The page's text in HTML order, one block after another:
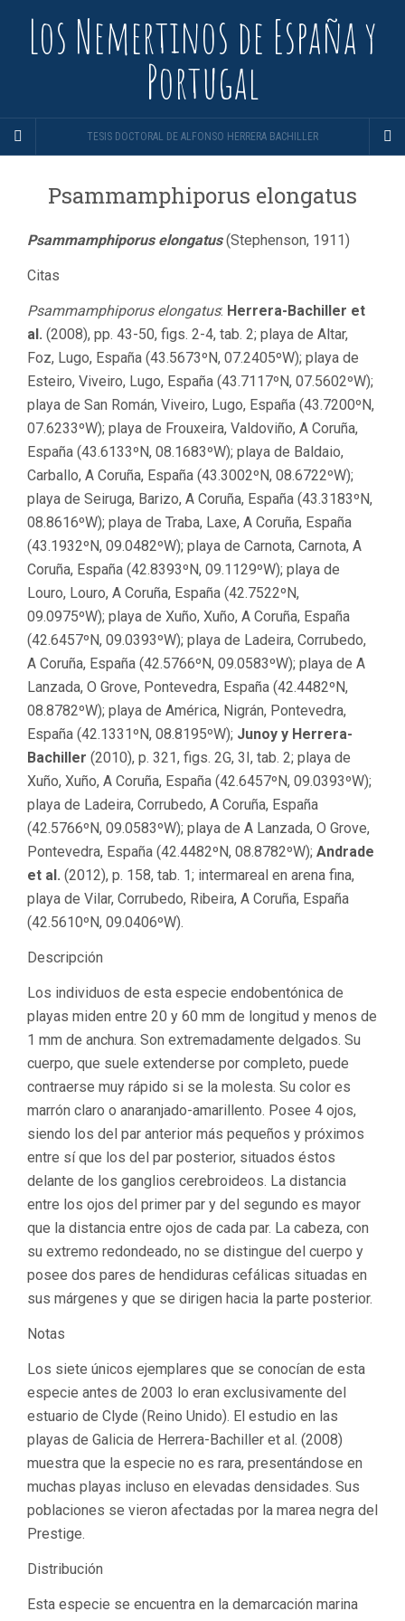
Los Nemertinos de España y
Portugal
TESIS DOCTORAL DE ALFONSO HERRERA BACHILLER
Psammamphiporus elongatus
Psammamphiporus elongatus (Stephenson, 1911)
Citas
Psammamphiporus elongatus: Herrera-Bachiller et
al. (2008), pp. 43-50, figs. 2-4, tab. 2; playa de Altar,
Foz, Lugo, España (43.5673ºN, 07.2405ºW); playa de
Esteiro, Viveiro, Lugo, España (43.7117ºN, 07.5602ºW);
playa de San Román, Viveiro, Lugo, España (43.7200ºN,
07.6233ºW); playa de Frouxeira, Valdoviño, A Coruña,
España (43.6133ºN, 08.1683ºW); playa de Baldaio,
Carballo, A Coruña, España (43.3002ºN, 08.6722ºW);
playa de Seiruga, Barizo, A Coruña, España (43.3183ºN,
08.8616ºW); playa de Traba, Laxe, A Coruña, España
(43.1932ºN, 09.0482ºW); playa de Carnota, Carnota, A
Coruña, España (42.8393ºN, 09.1129ºW); playa de
Louro, Louro, A Coruña, España (42.7522ºN,
09.0975ºW); playa de Xuño, Xuño, A Coruña, España
(42.6457ºN, 09.0393ºW); playa de Ladeira, Corrubedo,
A Coruña, España (42.5766ºN, 09.0583ºW); playa de A
Lanzada, O Grove, Pontevedra, España (42.4482ºN,
08.8782ºW); playa de América, Nigrán, Pontevedra,
España (42.1331ºN, 08.8195ºW); Junoy y Herrera-
Bachiller (2010), p. 321, figs. 2G, 3I, tab. 2; playa de
Xuño, Xuño, A Coruña, España (42.6457ºN, 09.0393ºW);
playa de Ladeira, Corrubedo, A Coruña, España
(42.5766ºN, 09.0583ºW); playa de A Lanzada, O Grove,
Pontevedra, España (42.4482ºN, 08.8782ºW); Andrade
et al. (2012), p. 158, tab. 1; intermareal en arena fina,
playa de Vilar, Corrubedo, Ribeira, A Coruña, España
(42.5610ºN, 09.0406ºW).
Descripción
Los individuos de esta especie endobentónica de
playas miden entre 20 y 60 mm de longitud y menos de
1 mm de anchura. Son extremadamente delgados. Su
cuerpo, que suele extenderse por completo, puede
contraerse muy rápido si se la molesta. Su color es
marrón claro o anaranjado-amarillento. Posee 4 ojos,
siendo los del par anterior más pequeños y próximos
entre sí que los del par posterior, situados éstos
delante de los ganglios cerebroideos. La distancia
entre los ojos del primer par y del segundo es mayor
que la distancia entre ojos de cada par. La cabeza, con
su extremo redondeado, no se distingue del cuerpo y
posee dos pares de hendiduras cefálicas situadas en
sus márgenes y que se dirigen hacia la parte posterior.
Notas
Los siete únicos ejemplares que se conocían de esta
especie antes de 2003 lo eran exclusivamente del
estuario de Clyde (Reino Unido). El estudio en las
playas de Galicia de Herrera-Bachiller et al. (2008)
muestra que la especie no es rara, presentándose en
muchas playas incluso en elevadas densidades. Sus
poblaciones se vieron afectadas por la marea negra del
Prestige.
Distribución
Esta especie se encuentra en la demarcación marina